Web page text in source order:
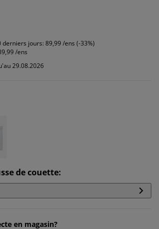
derniers jours: 89,99 /ens (-33%)
/ens
29.08.2026
de couette:
en magasin?